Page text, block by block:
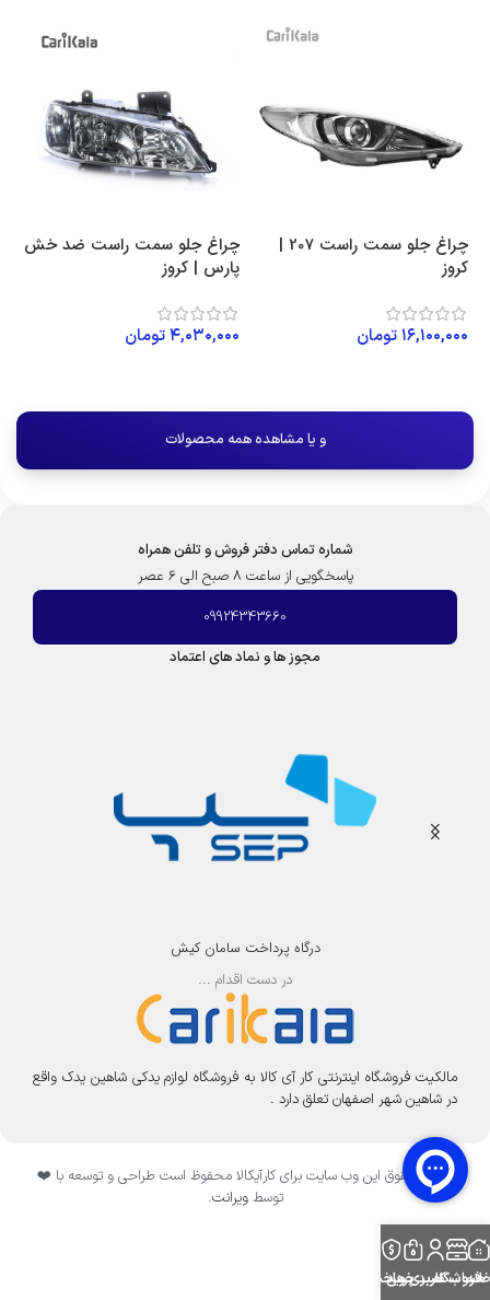
چراغ جلو سمت راست 207 |
کروز
۱۶,۱۰۰,۰۰۰تومان
چراغ جلو سمت راست ضد خش
پارس | کروز
۴,۰۳۰,۰۰۰تومان
و یا مشاهده همه محصولات
شماره تماس دفتر فروش و تلفن همراه
پاسخگویی از ساعت 8 صبح الی 6 عصر
09924343660
مجوز ها و نماد های اعتماد
درگاه پرداخت سامان کیش
در دست اقدام ...
مالکیت فروشگاه اینترنتی کار آی کالا به فروشگاه لوازم یدکی شاهین یدک واقع
در شاهین شهر اصفهان تعلق دارد .
تمامی حقوق این وب سایت برای کارآیکالا محفوظ است طراحی و توسعه با ❤️
توسطویرانت.
فروشگاه
حساب کاربری من
سبد خرید
پرداخت